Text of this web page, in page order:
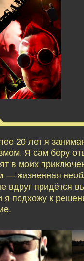
20 лет я
Я сам беру
в моих
— жизненная
вдруг придётся
подхожу к